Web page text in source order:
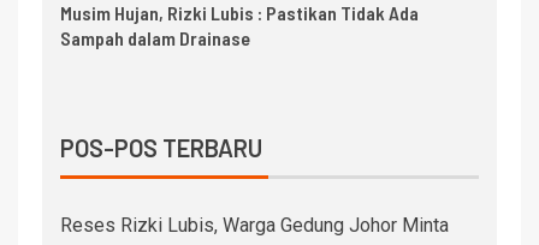
Musim Hujan, Rizki Lubis : Pastikan Tidak Ada
Sampah dalam Drainase
POS-POS TERBARU
Reses Rizki Lubis, Warga Gedung Johor Minta